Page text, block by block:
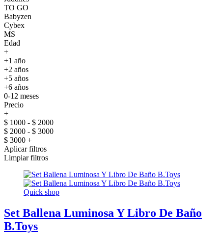
TO GO
Babyzen
Cybex
MS
Edad
+
+1 año
+2 años
+5 años
+6 años
0-12 meses
Precio
+
$ 1000 - $ 2000
$ 2000 - $ 3000
$ 3000 +
Aplicar filtros
Limpiar filtros
Quick shop
Set Ballena Luminosa Y Libro De Baño
B.Toys